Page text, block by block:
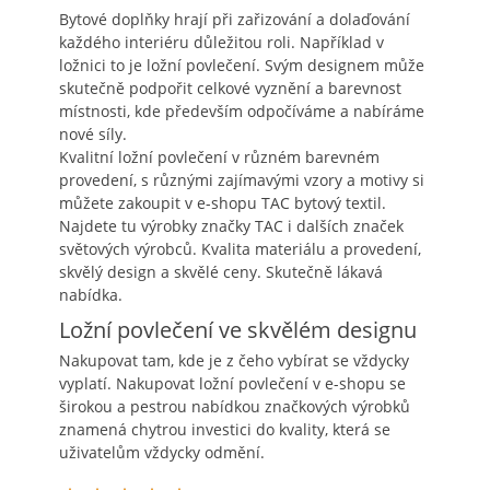
Bytové doplňky hrají při zařizování a dolaďování
každého interiéru důležitou roli. Například v
ložnici to je ložní povlečení. Svým designem může
skutečně podpořit celkové vyznění a barevnost
místnosti, kde především odpočíváme a nabíráme
nové síly.
Kvalitní ložní povlečení v různém barevném
provedení, s různými zajímavými vzory a motivy si
můžete zakoupit v e-shopu TAC bytový textil.
Najdete tu výrobky značky TAC i dalších značek
světových výrobců. Kvalita materiálu a provedení,
skvělý design a skvělé ceny. Skutečně lákavá
nabídka.
Ložní povlečení ve skvělém designu
Nakupovat tam, kde je z čeho vybírat se vždycky
vyplatí. Nakupovat ložní povlečení v e-shopu se
širokou a pestrou nabídkou značkových výrobků
znamená chytrou investici do kvality, která se
uživatelům vždycky odmění.